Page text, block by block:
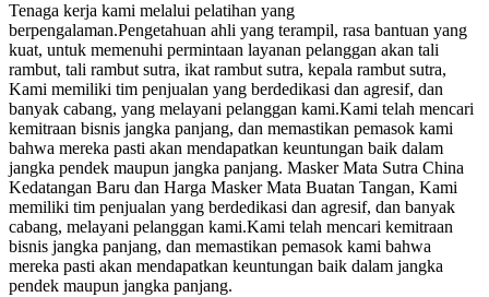
Tenaga kerja kami melalui pelatihan yang
berpengalaman.Pengetahuan ahli yang terampil, rasa bantuan yang
kuat, untuk memenuhi permintaan layanan pelanggan akan tali
rambut, tali rambut sutra, ikat rambut sutra, kepala rambut sutra,
Kami memiliki tim penjualan yang berdedikasi dan agresif, dan
banyak cabang, yang melayani pelanggan kami.Kami telah mencari
kemitraan bisnis jangka panjang, dan memastikan pemasok kami
bahwa mereka pasti akan mendapatkan keuntungan baik dalam
jangka pendek maupun jangka panjang. Masker Mata Sutra China
Kedatangan Baru dan Harga Masker Mata Buatan Tangan, Kami
memiliki tim penjualan yang berdedikasi dan agresif, dan banyak
cabang, melayani pelanggan kami.Kami telah mencari kemitraan
bisnis jangka panjang, dan memastikan pemasok kami bahwa
mereka pasti akan mendapatkan keuntungan baik dalam jangka
pendek maupun jangka panjang.